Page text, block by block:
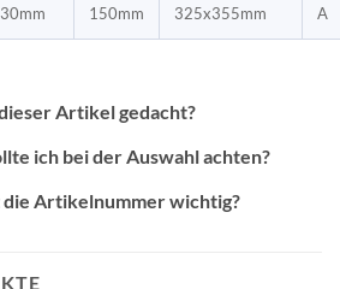
150mm 325x355mm A
Artikel gedacht?
ich bei der Auswahl achten?
die Artikelnummer wichtig?